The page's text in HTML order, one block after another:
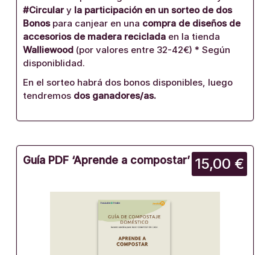
#Circular y la participación en un sorteo de dos
Bonospara canjear en una compra de diseños de
accesorios de madera reciclada en la tienda
Walliewood (por valores entre 32-42€) * Según
disponiblidad.
En el sorteo habrá dos bonos disponibles, luego
tendremos dos ganadores/as.
15,00 €
Guía PDF ‘Aprende a compostar’